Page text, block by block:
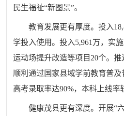
民生福祉“新图景”。
教育发展更有厚度。投 入
学投入使用。投 入5,961万，实
运动场提升改造等项目20个。推
顺利通过国家县域学前教育普及
高考录取率达90%，本科上线率
健康茂县更有深度。开展“